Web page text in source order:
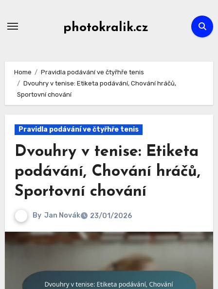
photokralik.cz
Home
Pravidla podávání ve čtyřhře tenis
Dvouhry v tenise: Etiketa podávání, Chování hráčů,
Sportovní chování
Pravidla podávání ve čtyřhře tenis
Dvouhry v tenise: Etiketa
podávání, Chování hráčů,
Sportovní chování
By Jan Novák 23/01/2026